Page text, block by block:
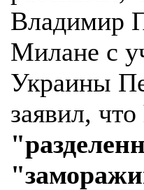
Владимир
Милане с
Украины
заявил, что